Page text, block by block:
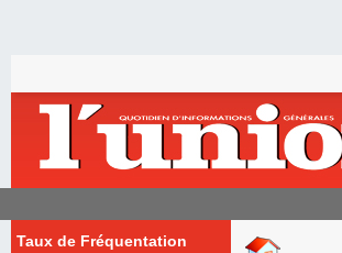
Taux de Fréquentation